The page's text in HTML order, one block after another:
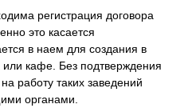
регистрация договора
это касается
в наем для создания в
или кафе. Без подтверждения
работу таких заведений
органами.